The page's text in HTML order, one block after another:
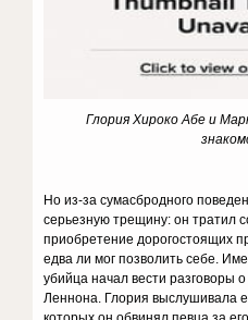
Глория Хироко Абе и
Но из-за сумасбродного
серьезную трещину: он тратил
приобретение дорогостоящих
едва ли мог позволить себе.
убийца начал вести разговоры
Леннона. Глория выслушивала